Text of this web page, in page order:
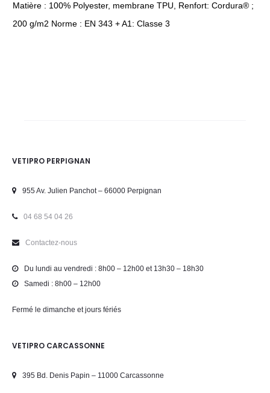
Matière : 100% Polyester, membrane TPU, Renfort: Cordura® ;
200 g/m2 Norme : EN 343 + A1: Classe 3
VETIPRO PERPIGNAN
955 Av. Julien Panchot – 66000 Perpignan
04 68 54 04 26
Contactez-nous
Du lundi au vendredi : 8h00 – 12h00 et 13h30 – 18h30
Samedi : 8h00 – 12h00
Fermé le dimanche et jours fériés
VETIPRO CARCASSONNE
395 Bd. Denis Papin – 11000 Carcassonne